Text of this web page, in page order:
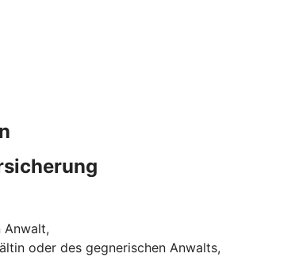
Anwalt,
oder des gegnerischen Anwalts,